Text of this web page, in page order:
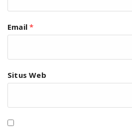
Email*
Situs Web